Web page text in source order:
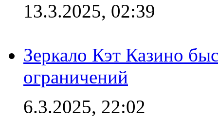
13.3.2025, 02:39
Зеркало Кэт Казино
ограничений
6.3.2025, 22:02